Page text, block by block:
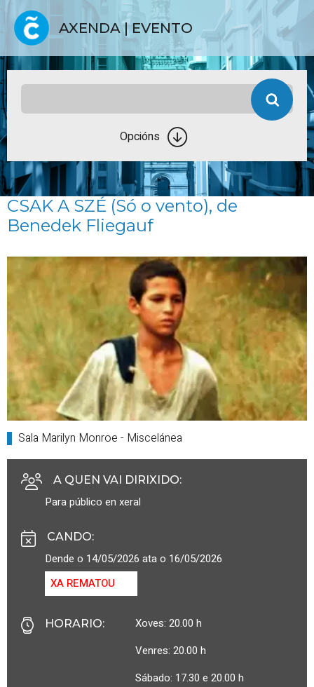
AXENDA | EVENTO
Opcións
CSAK A SZÉ (Só o vento), de
Benedek Fliegauf
Sala Marilyn Monroe - Miscelánea
A QUEN VAI DIRIXIDO:
Para público en xeral
CANDO:
Dende o 14/05/2026 ata o 16/05/2026
XA REMATOU
HORARIO:
Xoves: 20.00 h
Venres: 20.00 h
Sábado: 17.30 e 20.00 h